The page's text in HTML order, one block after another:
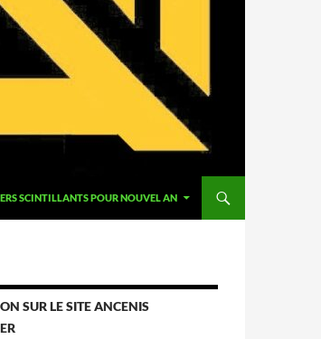
SCINTILLANTS POUR NOUVEL AN
SUR LE SITE ANCENIS